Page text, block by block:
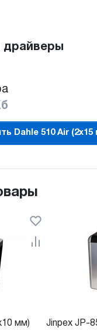
драйверы
Dahle 510 Air (2х15
мм) Jinpex JP-